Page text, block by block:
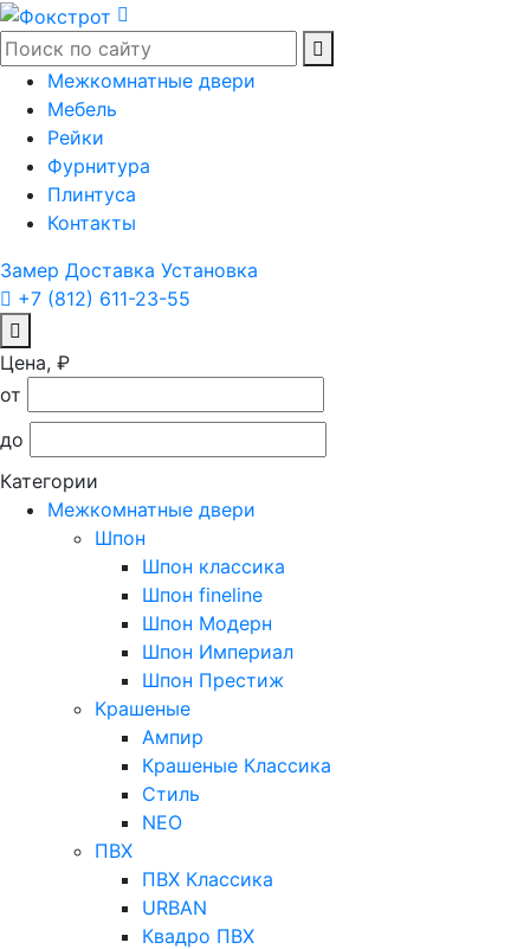
Межкомнатные двери
Мебель
Рейки
Фурнитура
Плинтуса
Контакты
Замер Доставка Установка
+7 (812) 611-23-55
Цена, ₽
от
до
Категории
Межкомнатные двери
Шпон
Шпон классика
Шпон fineline
Шпон Модерн
Шпон Империал
Шпон Престиж
Крашеные
Ампир
Крашеные Классика
Стиль
NEO
ПВХ
ПВХ Классика
URBAN
Квадро ПВХ